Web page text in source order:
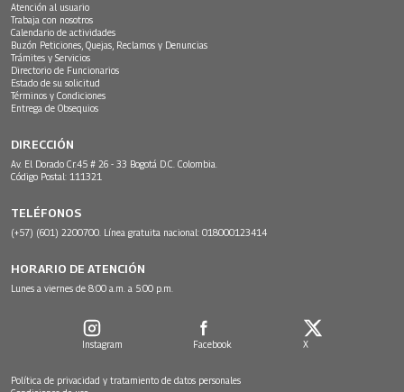
Atención al usuario
Trabaja con nosotros
Calendario de actividades
Buzón Peticiones, Quejas, Reclamos y Denuncias
Trámites y Servicios
Directorio de Funcionarios
Estado de su solicitud
Términos y Condiciones
Entrega de Obsequios
DIRECCIÓN
Av. El Dorado Cr.45 # 26 - 33 Bogotá D.C. Colombia.
Código Postal: 111321
TELÉFONOS
(+57) (601) 2200700. Línea gratuita nacional: 018000123414
HORARIO DE ATENCIÓN
Lunes a viernes de 8:00 a.m. a 5:00 p.m.
Instagram Facebook X
Política de privacidad y tratamiento de datos personales